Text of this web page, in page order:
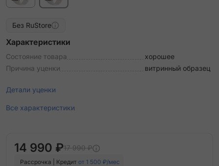
Без RuStore
Характеристики
Состояние товара
хорошее
Причина уценки
витринный образец
Детали уценки
Все характеристики
14 990 ₽17 990 ₽
Рассрочка | Кредит от 1 500 ₽/мес